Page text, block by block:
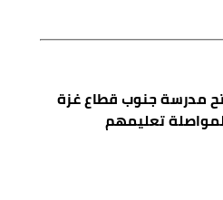
مدرسة جنوب قطاع غزة
تعليمهم